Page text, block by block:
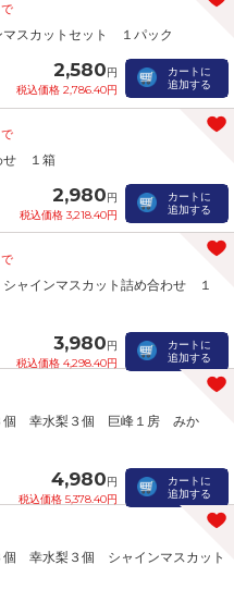
マスカットセット １パック
2,580円
税込価格 2,786.40円
カートに
追加する
せ １箱
2,980円
税込価格 3,218.40円
カートに
追加する
シャインマスカット詰め合わせ １
3,980円
税込価格 4,298.40円
カートに
追加する
個 幸水梨３個 巨峰１房 みか
4,980円
税込価格 5,378.40円
カートに
追加する
幸水梨３個 シャインマスカット